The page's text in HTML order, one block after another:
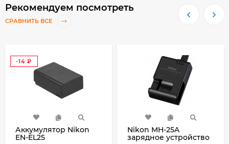
Рекомендуем посмотреть
СРАВНИТЬ ВСЕ
-14
Аккумулятор Nikon
EN-EL25
Nikon MH-25A
зарядное устройство